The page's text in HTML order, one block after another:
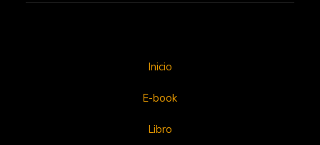
Inicio
E-book
Libro